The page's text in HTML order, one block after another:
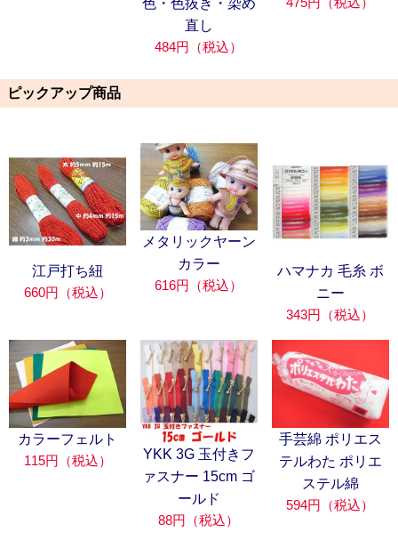
色・色抜き・染め
直し
484円（税込）
ピックアップ商品
江戸打ち紐
660円（税込）
メタリックヤーン
カラー
616円（税込）
ハマナカ 毛糸 ボ
ニー
343円（税込）
カラーフェルト
115円（税込）
YKK 3G 玉付きフ
ァスナー 15cm ゴ
ールド
88円（税込）
手芸綿 ポリエス
テルわた ポリエ
ステル綿
594円（税込）